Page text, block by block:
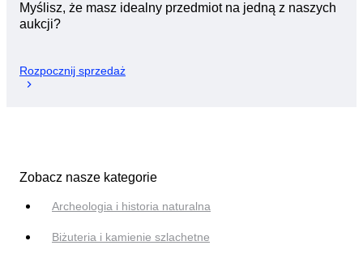
Myślisz, że masz idealny przedmiot na jedną z naszych
aukcji?
Rozpocznij sprzedaż
Zobacz nasze kategorie
Archeologia i historia naturalna
Biżuteria i kamienie szlachetne